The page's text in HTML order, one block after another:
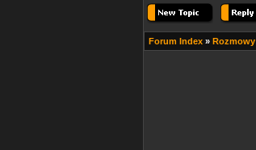
Forum Index » Rozmowy